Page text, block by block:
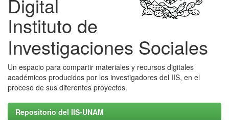
Digital
Instituto de
Investigaciones Sociales
Un espacio para compartir materiales y recursos digitales
académicos producidos por los investigadores del IIS, en el
proceso de sus diferentes proyectos.
Repositorio del IIS-UNAM